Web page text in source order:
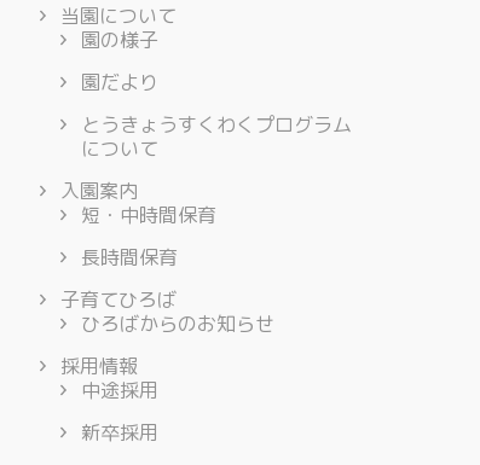
当園について
園の様子
園だより
とうきょうすくわくプログラム
について
入園案内
短・中時間保育
長時間保育
子育てひろば
ひろばからのお知らせ
採用情報
中途採用
新卒採用